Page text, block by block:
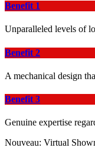
Benefit 1
Unparalleled levels of
Benefit 2
A mechanical design
Benefit 3
Genuine expertise
Nouveau: Virtual